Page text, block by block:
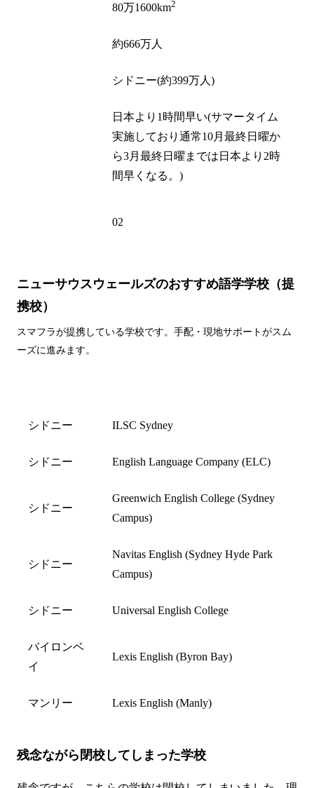
80万1600km2
約666万人
シドニー(約399万人)
日本より1時間早い(サマータイム
実施しており通常10月最終日曜か
ら3月最終日曜までは日本より2時
間早くなる。)
02
ニューサウスウェールズのおすすめ語学学校（提
携校）
スマフラが提携している学校です。手配・現地サポートがスム
ーズに進みます。
シドニー ILSC Sydney
シドニー English Language Company (ELC)
シドニー
Greenwich English College (Sydney
Campus)
シドニー
Navitas English (Sydney Hyde Park
Campus)
シドニー Universal English College
バイロンベ
イ
Lexis English (Byron Bay)
マンリー Lexis English (Manly)
残念ながら閉校してしまった学校